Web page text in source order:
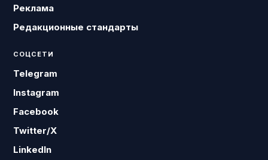
Реклама
Редакционные стандарты
СОЦСЕТИ
Telegram
Instagram
Facebook
Twitter/X
LinkedIn